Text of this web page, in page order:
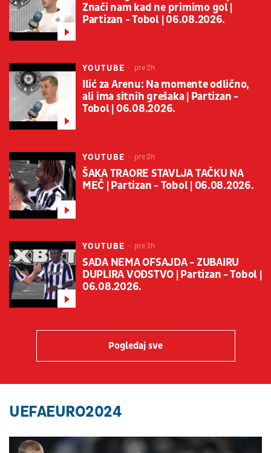
Znači nam kad ne primimo gol |
Partizan - Tobol | 06.08.2026.
YOUTUBE pre 2h
Ilić za Arenu: Na momente odlično,
ali ima sitnih grešaka | Partizan -
Tobol | 06.08.2026.
YOUTUBE pre 2h
ŠAKA TRAORE STAVLJA TAČKU NA
MEČ | Partizan - Tobol | 06.08.2026.
YOUTUBE pre 3h
SADA NEMA OFSAJDA - ZUBAIRU
DUPLIRA VOĐSTVO | Partizan - Tobol |
06.08.2026.
Pogledaj sve
UEFAEURO2024